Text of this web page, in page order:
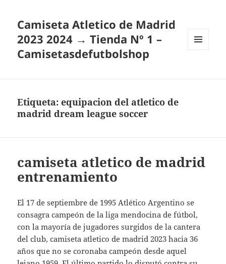
Camiseta Atletico de Madrid
2023 2024 → Tienda Nº 1 –
Camisetasdefutbolshop
Etiqueta:equipacion del atletico de
madrid dream league soccer
camiseta atletico de madrid
entrenamiento
El 17 de septiembre de 1995 Atlético Argentino se
consagra campeón de la liga mendocina de fútbol,
con la mayoría de jugadores surgidos de la cantera
del club, camiseta atletico de madrid 2023 hacia 36
años que no se coronaba campeón desde aquel